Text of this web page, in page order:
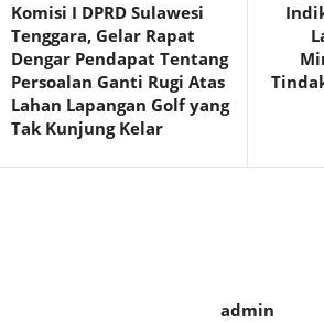
Komisi I DPRD Sulawesi
Tenggara, Gelar Rapat
Dengar Pendapat Tentang
Persoalan Ganti Rugi Atas
Lahan Lapangan Golf yang
Tak Kunjung Kelar
admin